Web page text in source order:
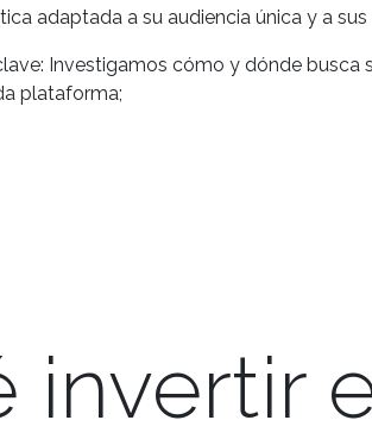
adaptada a su audiencia única y a
Investigamos cómo y dónde busca
plataforma;
invertir